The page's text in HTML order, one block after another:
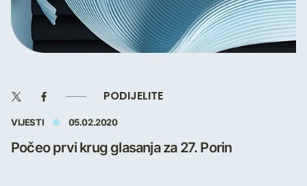
PODIJELITE
VIJESTI 05.02.2020
Počeo prvi krug glasanja za 27. Porin